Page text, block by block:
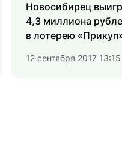
Новосибирец
4,3 миллиона
в лотерею
12 сентября 2017 13:15